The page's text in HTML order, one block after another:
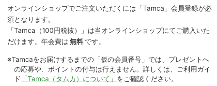
オンラインショップでご注⽂いただくには「Tamca」会員登録が必
須となります。
「Tamca （100円税抜）
」は当オンラインショップにてご購⼊いた
だけます。 年会費は 無料 です。
※Tamcaをお届けするまでの「仮の会員番号」では、プレゼントへ
の応募や、ポイントの付与は⾏えません。詳しくは、ご利⽤ガイ
ド 「Tamca（タムカ）について」 をご確認ください。